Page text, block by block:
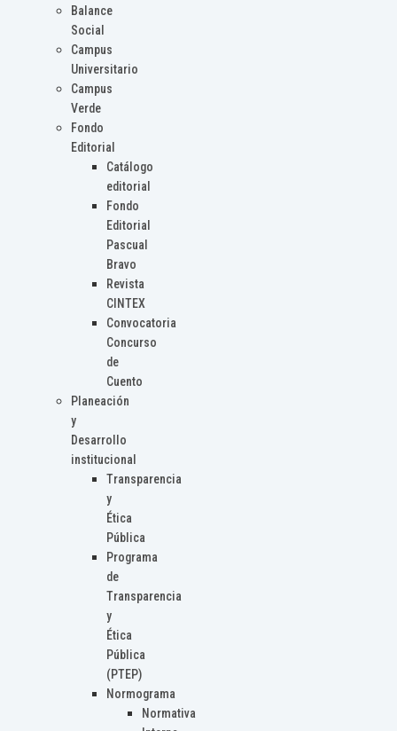
Balance
Social
Campus
Universitario
Campus
Verde
Fondo
Editorial
Catálogo
editorial
Fondo
Editorial
Pascual
Bravo
Revista
CINTEX
Convocatoria
Concurso
de
Cuento
Planeación
y
Desarrollo
institucional
Transparencia
y
Ética
Pública
Programa
de
Transparencia
y
Ética
Pública
(PTEP)
Normograma
Normativa